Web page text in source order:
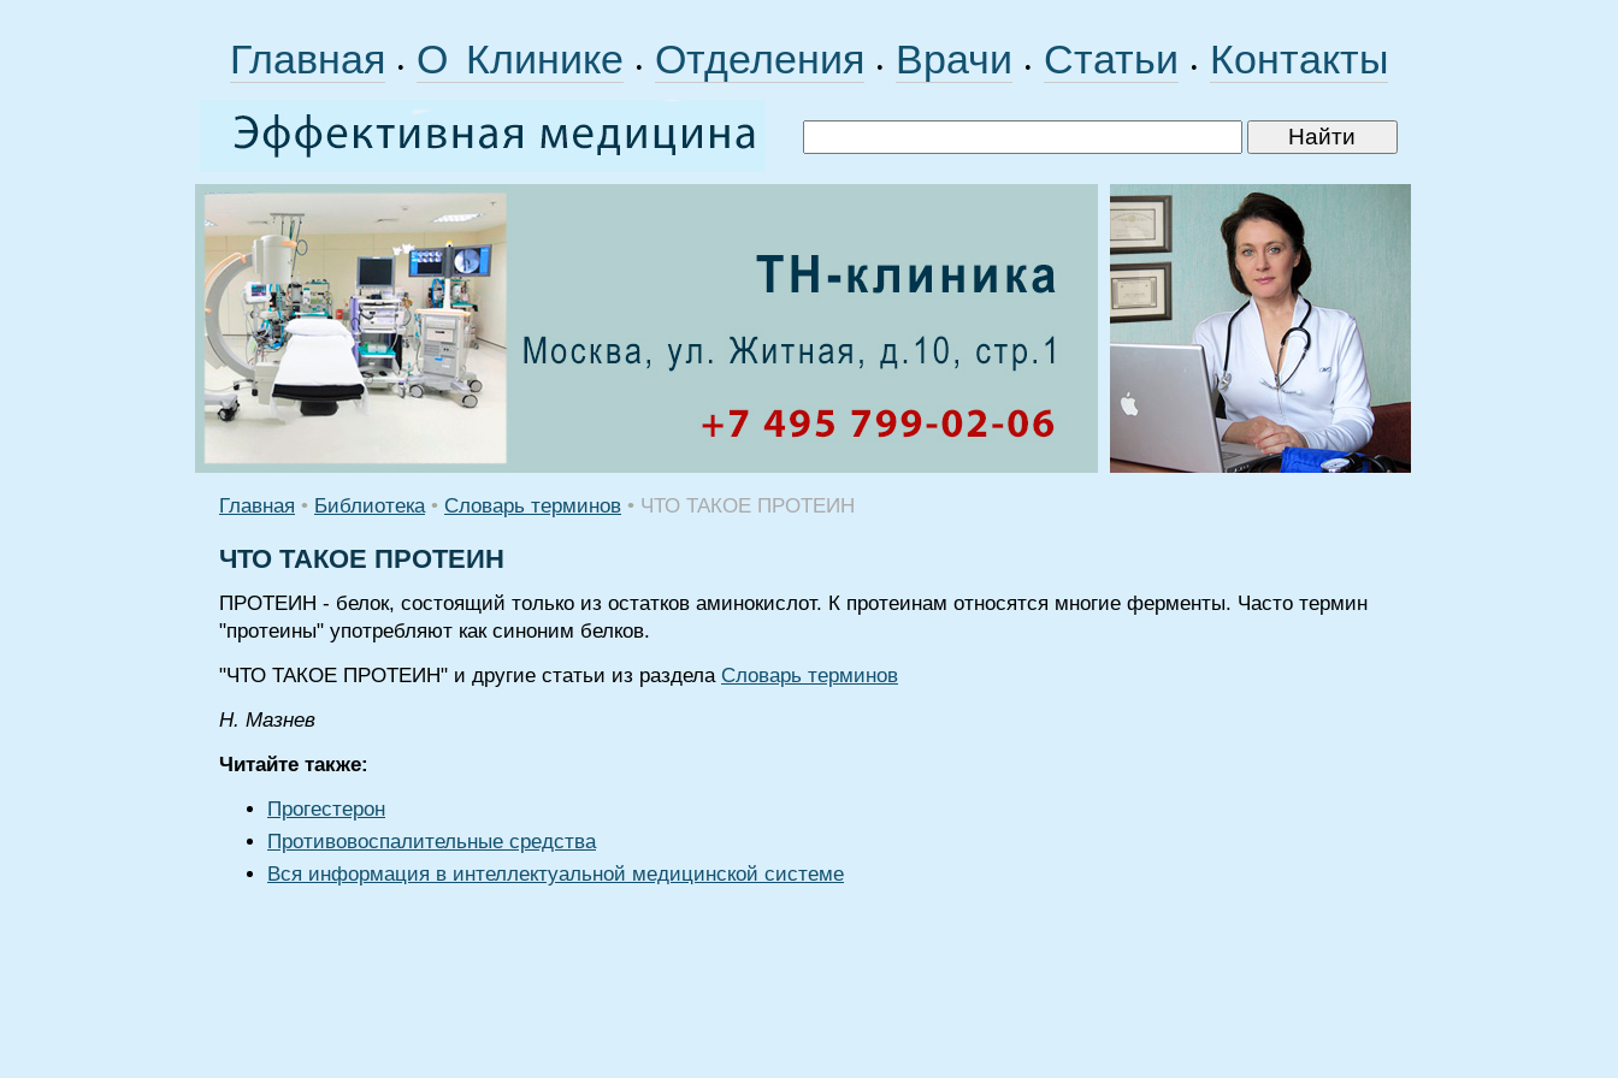
Главная • О Клинике • Отделения • Врачи • Статьи • Контакты
Главная • Библиотека • Словарь терминов • ЧТО ТАКОЕ ПРОТЕИН
ЧТО ТАКОЕ ПРОТЕИН
ПРОТЕИН - белок, состоящий только из остатков аминокислот. К протеинам относятся многие ферменты. Часто термин
"протеины" употребляют как синоним белков.
"ЧТО ТАКОЕ ПРОТЕИН" и другие статьи из раздела Словарь терминов
Н. Мазнев
Читайте также:
Прогестерон
Противовоспалительные средства
Вся информация в интеллектуальной медицинской системе